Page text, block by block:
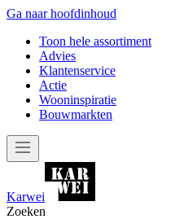
Ga naar hoofdinhoud
Toon hele assortiment
Advies
Klantenservice
Actie
Wooninspiratie
Bouwmarkten
Karwei
Zoeken